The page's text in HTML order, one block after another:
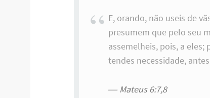
E, orando, não useis de
presumem que pelo seu
assemelheis, pois, a eles;
tendes necessidade,
Mateus 6:7,8